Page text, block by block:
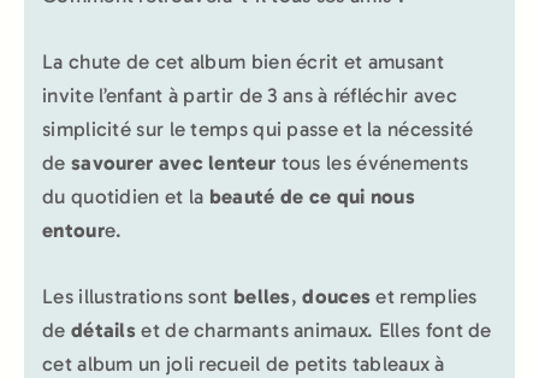
La chute de cet album bien écrit et amusant
invite l’enfant à partir de 3 ans à réfléchir avec
simplicité sur le temps qui passe et la nécessité
de savourer avec lenteur tous les événements
du quotidien et la beauté de ce qui nous
entoure.
Les illustrations sont belles,douceset remplies
de détailset de charmants animaux. Elles font de
cet album un joli recueil de petits tableaux à